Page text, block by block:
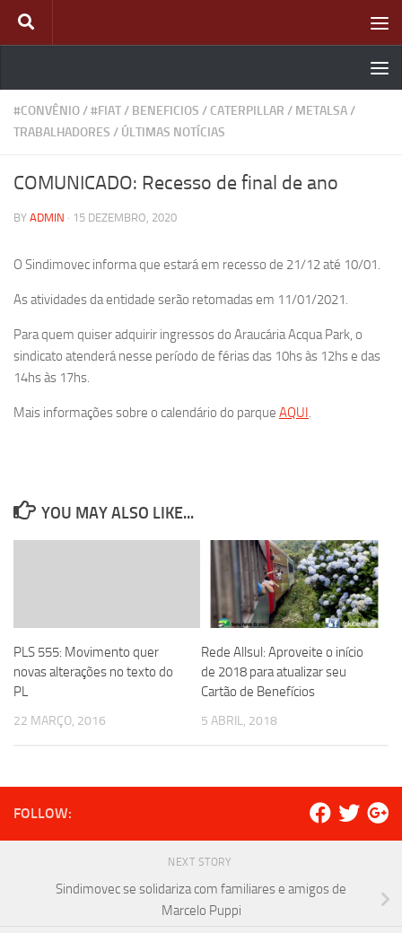
Skip to content
#CONVÊNIO/#FIAT/ BENEFICIOS / CATERPILLAR / METALSA/
TRABALHADORES / ÚLTIMAS NOTÍCIAS
COMUNICADO: Recesso de final de ano
BY ADMIN · 15 DEZEMBRO, 2020
O Sindimovec informa que estará em recesso de 21/12 até 10/01.
As atividades da entidade serão retomadas em 11/01/2021.
Para quem quiser adquirir ingressos do Araucária Acqua Park, o
sindicato atenderá nesse período de férias das 10hs às 12hs e das
14hs às 17hs.
Mais informações sobre o calendário do parque AQUI.
YOU MAY ALSO LIKE...
PLS 555: Movimento quer
novas alterações no texto do
PL
22 MARÇO, 2016
Rede Allsul: Aproveite o início
de 2018 para atualizar seu
Cartão de Benefícios
5 ABRIL, 2018
FOLLOW:
NEXT STORY
Sindimovec se solidariza com familiares e amigos de
Marcelo Puppi